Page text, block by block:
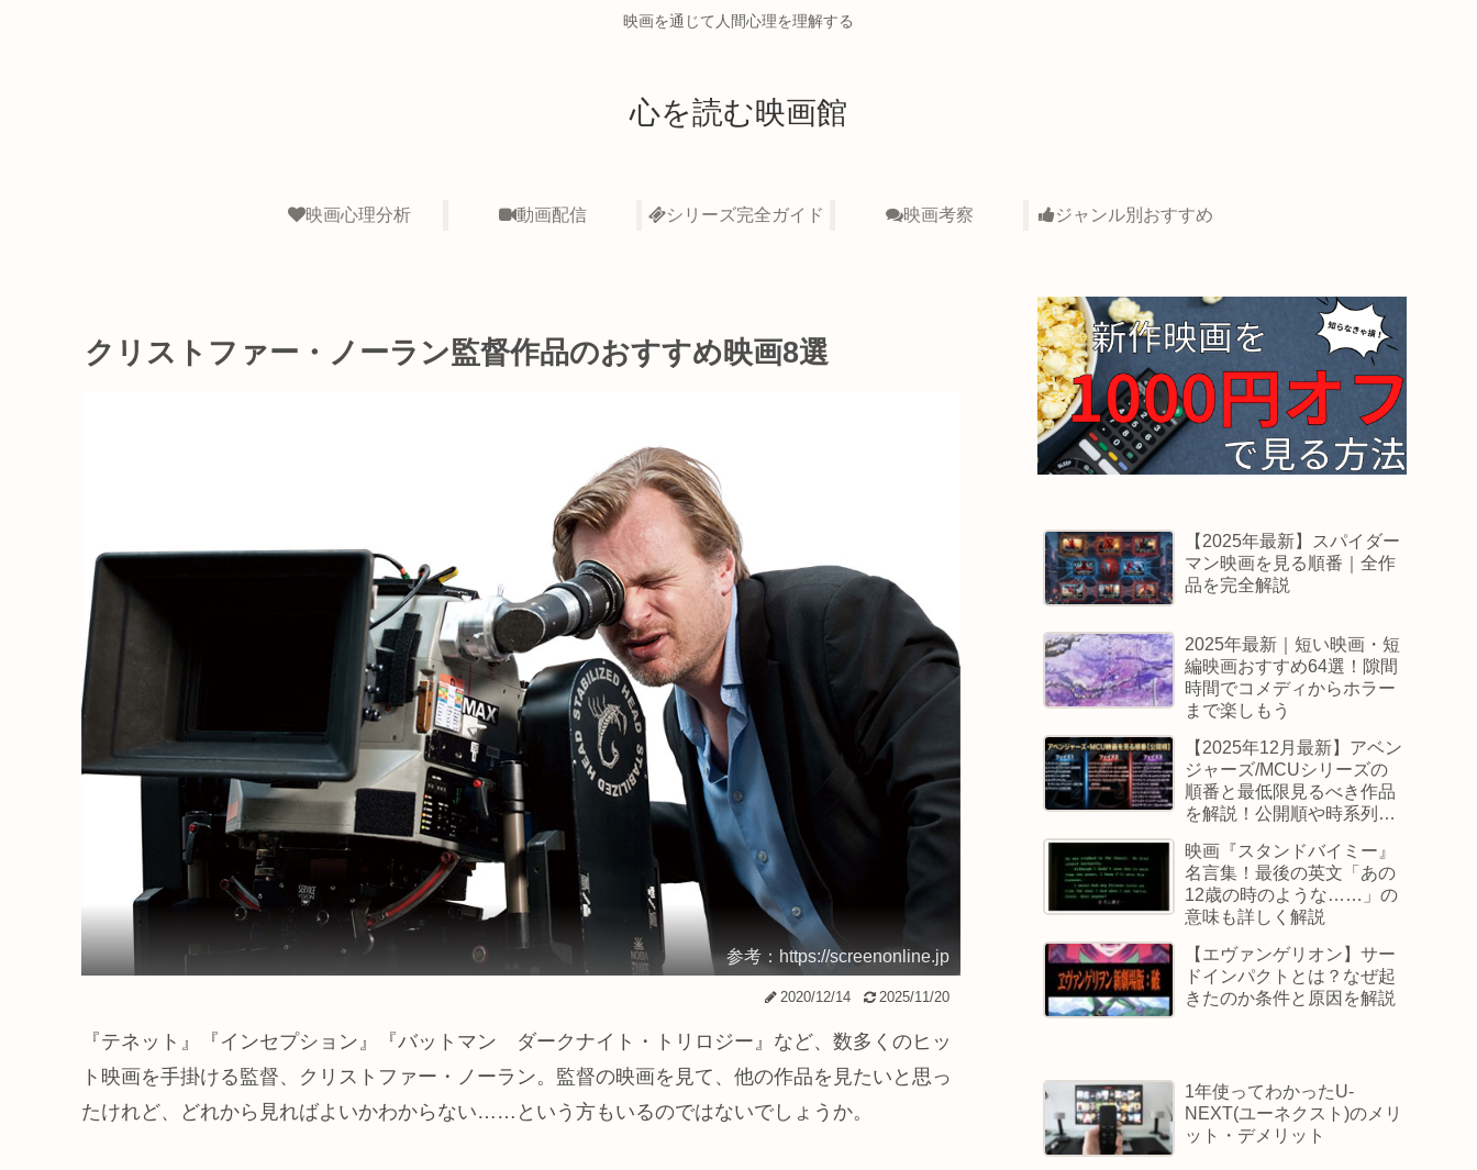
映画を通じて人間心理を理解する
心を読む映画館
映画心理分析 動画配信 シリーズ完全ガイド 映画考察 ジャンル別おすすめ
クリストファー・ノーラン監督作品のおすすめ映画8選
参考：https://screenonline.jp
2020/12/14 2025/11/20
『テネット』『インセプション』『バットマン ダークナイト・トリロジー』など、数多くのヒッ
ト映画を手掛ける監督、クリストファー・ノーラン。監督の映画を見て、他の作品を見たいと思っ
たけれど、どれから見ればよいかわからない……という方もいるのではないでしょうか。
【2025年最新】スパイダー
マン映画を見る順番｜全作
品を完全解説
2025年最新｜短い映画・短
編映画おすすめ64選！隙間
時間でコメディからホラー
まで楽しもう
【2025年12月最新】アベン
ジャーズ/MCUシリーズの
順番と最低限見るべき作品
を解説！公開順や時系列順
映画『スタンドバイミー』
名言集！最後の英文「あの
12歳の時のような……」の
意味も詳しく解説
【エヴァンゲリオン】サー
ドインパクトとは？なぜ起
きたのか条件と原因を解説
1年使ってわかったU-
NEXT(ユーネクスト)のメリ
ット・デメリット